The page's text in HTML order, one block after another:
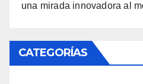
una mirada innovadora al
CATEGORÍAS